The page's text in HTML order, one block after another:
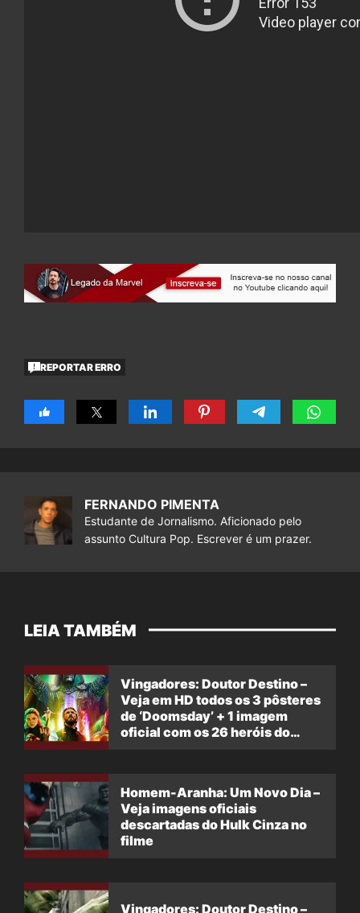
REPORTAR ERRO
FERNANDO PIMENTA
Estudante de Jornalismo. Aficionado pelo
assunto Cultura Pop. Escrever é um prazer.
LEIA TAMBÉM
Vingadores: Doutor Destino –
Veja em HD todos os 3 pôsteres
de ‘Doomsday’ + 1 imagem
oficial com os 26 heróis do
Homem-Aranha: Um Novo Dia –
Veja imagens oficiais
descartadas do Hulk Cinza no
filme
Vingadores: Doutor Destino –